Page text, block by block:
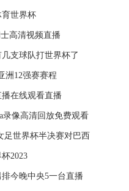
育世界杯
高清视频直播
支球队打世界杯了
洲12强赛赛程
在线观看直播
录像高清回放免费观看
足世界杯半决赛对巴西
2023
排今晚中央5一台直播